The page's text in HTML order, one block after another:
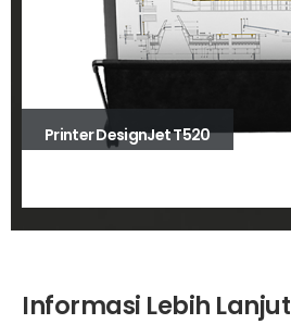
Printer DesignJet T520
Informasi Lebih Lanjut